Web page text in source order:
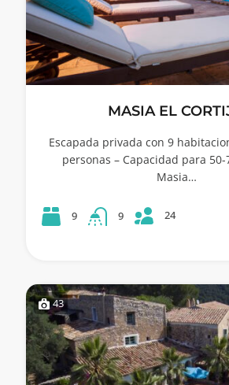
MASIA EL
Escapada privada con 9
personas – Capacidad para
Masia…
9 9 24
43